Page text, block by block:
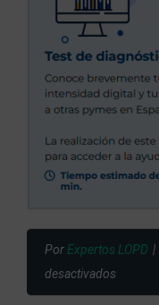
Por Expertos LOPD |
desactivados
kit-